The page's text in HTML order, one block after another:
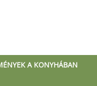
A KONYHÁBAN